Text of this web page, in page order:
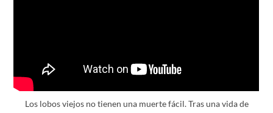
Los lobos viejos no tienen una muerte fácil. Tras una vida de